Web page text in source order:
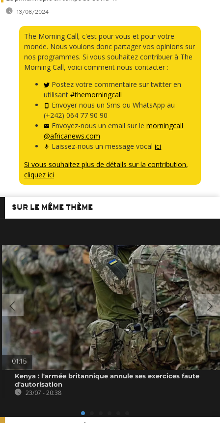
13/08/2024
The Morning Call, c'est pour vous et pour votre
monde. Nous voulons donc partager vos opinions sur
nos programmes. Si vous souhaitez contribuer à The
Morning Call, voici comment nous contacter :
Postez votre commentaire sur twitter en
utilisant #themorningcall
Envoyer nous un Sms ou WhatsApp au
(+242) 064 77 90 90
Envoyez-nous un email sur lemorningcall
@africanews.com
Laissez-nous un message vocalici
Si vous souhaitez plus de détails sur la contribution,
cliquez ici
SUR LE MÊME THÈME
01:15
Kenya : l'armée britannique annule ses exercices faute
d'autorisation
23/07 - 20:38